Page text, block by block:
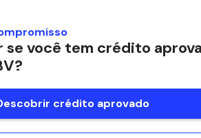
se você tem crédito
crédito aprovado